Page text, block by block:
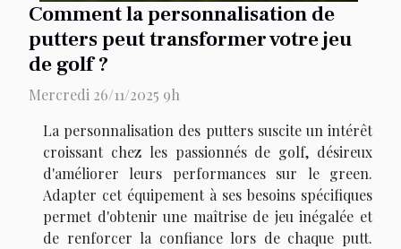
Comment la personnalisation de
putters peut transformer votre jeu
de golf ?
Mercredi 26/11/2025 9h
La personnalisation des putters suscite un intérêt
croissant chez les passionnés de golf, désireux
d'améliorer leurs performances sur le green.
Adapter cet équipement à ses besoins spécifiques
permet d'obtenir une maîtrise de jeu inégalée et
de renforcer la confiance lors de chaque putt.